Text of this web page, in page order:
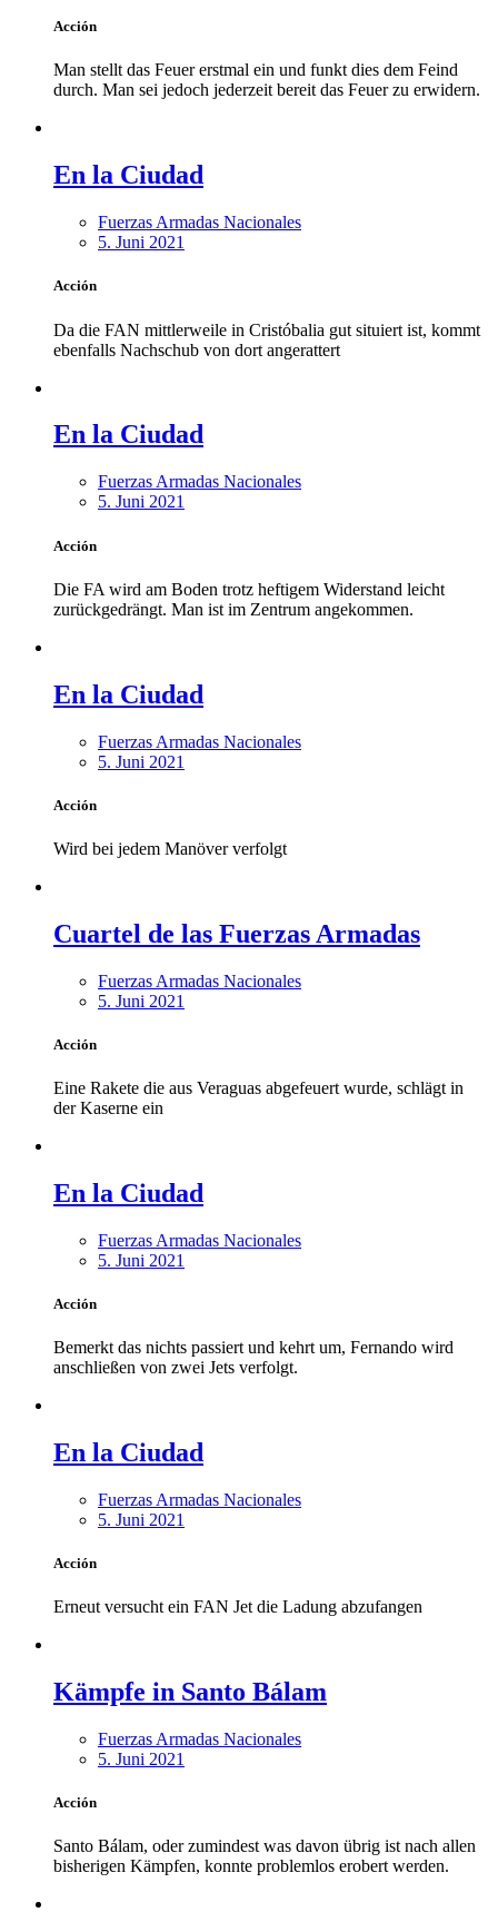
Acción
Man stellt das Feuer erstmal ein und funkt dies dem Feind
durch. Man sei jedoch jederzeit bereit das Feuer zu erwidern.
En la Ciudad
Fuerzas Armadas Nacionales
5. Juni 2021
Acción
Da die FAN mittlerweile in Cristóbalia gut situiert ist, kommt
ebenfalls Nachschub von dort angerattert
En la Ciudad
Fuerzas Armadas Nacionales
5. Juni 2021
Acción
Die FA wird am Boden trotz heftigem Widerstand leicht
zurückgedrängt. Man ist im Zentrum angekommen.
En la Ciudad
Fuerzas Armadas Nacionales
5. Juni 2021
Acción
Wird bei jedem Manöver verfolgt
Cuartel de las Fuerzas Armadas
Fuerzas Armadas Nacionales
5. Juni 2021
Acción
Eine Rakete die aus Veraguas abgefeuert wurde, schlägt in
der Kaserne ein
En la Ciudad
Fuerzas Armadas Nacionales
5. Juni 2021
Acción
Bemerkt das nichts passiert und kehrt um, Fernando wird
anschließen von zwei Jets verfolgt.
En la Ciudad
Fuerzas Armadas Nacionales
5. Juni 2021
Acción
Erneut versucht ein FAN Jet die Ladung abzufangen
Kämpfe in Santo Bálam
Fuerzas Armadas Nacionales
5. Juni 2021
Acción
Santo Bálam, oder zumindest was davon übrig ist nach allen
bisherigen Kämpfen, konnte problemlos erobert werden.